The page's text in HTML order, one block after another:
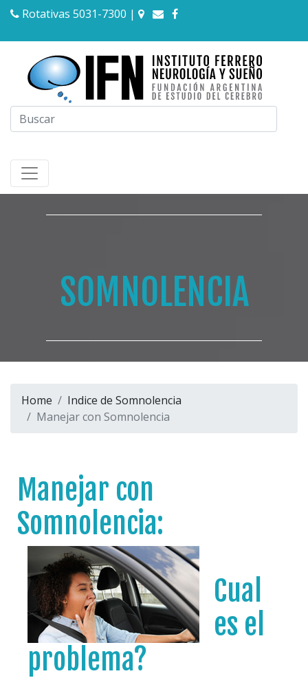
Rotativas 5031-7300 |
SOMNOLENCIA
Home
Indice de Somnolencia
Manejar con Somnolencia
Manejar con
Somnolencia:
Cual
es el
problema?